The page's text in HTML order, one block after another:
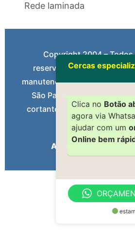
Rede laminada
Copyright 2004 –
reservados. Serviços
manutenção de Cerca
São Paulo. Material de
cortante feito com aço inox.
Pagamento – Confira
AZUL CERCAS
Cercas
Clica no Botão
agora via
ajudar com um
Online bem